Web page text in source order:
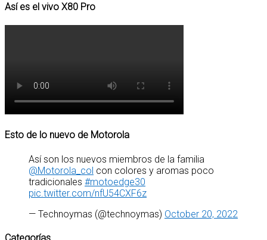
Así es el vivo X80 Pro
Esto de lo nuevo de Motorola
Así son los nuevos miembros de la familia
@Motorola_col con colores y aromas poco
tradicionales #motoedge30
pic.twitter.com/nfU54CXF6z
— Technoymas (@technoymas) October 20, 2022